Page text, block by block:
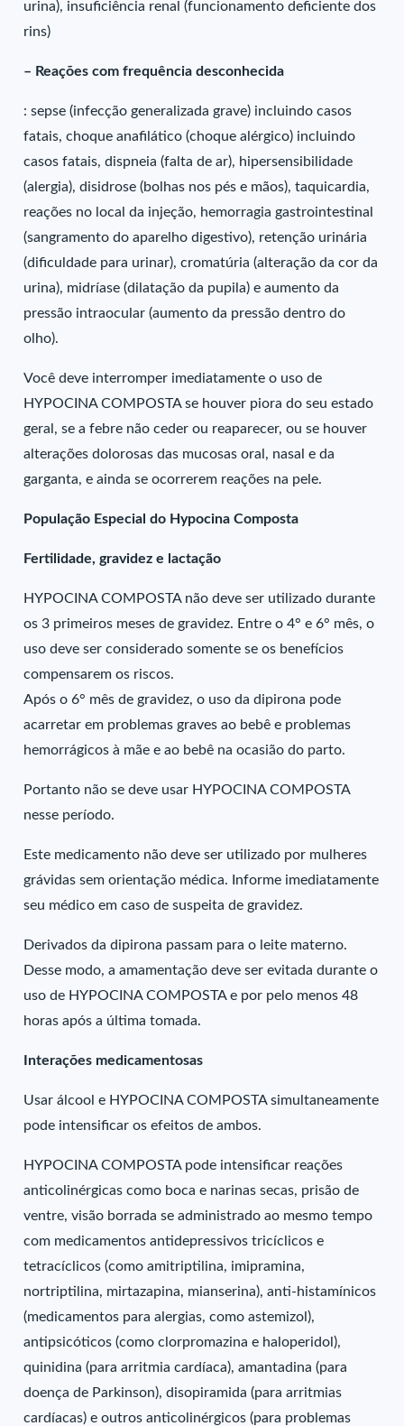
urina), insuficiência renal (funcionamento deficiente dos
rins)
– Reações com frequência desconhecida
: sepse (infecção generalizada grave) incluindo casos
fatais, choque anafilático (choque alérgico) incluindo
casos fatais, dispneia (falta de ar), hipersensibilidade
(alergia), disidrose (bolhas nos pés e mãos), taquicardia,
reações no local da injeção, hemorragia gastrointestinal
(sangramento do aparelho digestivo), retenção urinária
(dificuldade para urinar), cromatúria (alteração da cor da
urina), midríase (dilatação da pupila) e aumento da
pressão intraocular (aumento da pressão dentro do
olho).
Você deve interromper imediatamente o uso de
HYPOCINA COMPOSTA se houver piora do seu estado
geral, se a febre não ceder ou reaparecer, ou se houver
alterações dolorosas das mucosas oral, nasal e da
garganta, e ainda se ocorrerem reações na pele.
População Especial do Hypocina Composta
Fertilidade, gravidez e lactação
HYPOCINA COMPOSTA não deve ser utilizado durante
os 3 primeiros meses de gravidez. Entre o 4° e 6° mês, o
uso deve ser considerado somente se os benefícios
compensarem os riscos.
Após o 6° mês de gravidez, o uso da dipirona pode
acarretar em problemas graves ao bebê e problemas
hemorrágicos à mãe e ao bebê na ocasião do parto.
Portanto não se deve usar HYPOCINA COMPOSTA
nesse período.
Este medicamento não deve ser utilizado por mulheres
grávidas sem orientação médica. Informe imediatamente
seu médico em caso de suspeita de gravidez.
Derivados da dipirona passam para o leite materno.
Desse modo, a amamentação deve ser evitada durante o
uso de HYPOCINA COMPOSTA e por pelo menos 48
horas após a última tomada.
Interações medicamentosas
Usar álcool e HYPOCINA COMPOSTA simultaneamente
pode intensificar os efeitos de ambos.
HYPOCINA COMPOSTA pode intensificar reações
anticolinérgicas como boca e narinas secas, prisão de
ventre, visão borrada se administrado ao mesmo tempo
com medicamentos antidepressivos tricíclicos e
tetracíclicos (como amitriptilina, imipramina,
nortriptilina, mirtazapina, mianserina), anti-histamínicos
(medicamentos para alergias, como astemizol),
antipsicóticos (como clorpromazina e haloperidol),
quinidina (para arritmia cardíaca), amantadina (para
doença de Parkinson), disopiramida (para arritmias
cardíacas) e outros anticolinérgicos (para problemas